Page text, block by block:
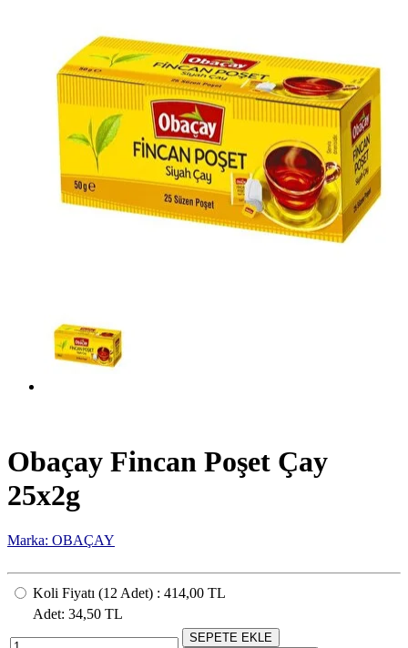
Obaçay Fincan Poşet Çay
25x2g
Marka: OBAÇAY
Koli Fiyatı (12 Adet) : 414,00 TL
Adet: 34,50 TL
SEPETE EKLE